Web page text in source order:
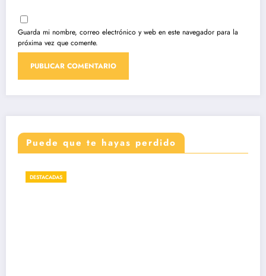
Guarda mi nombre, correo electrónico y web en este navegador para la
próxima vez que comente.
Puede que te hayas perdido
DESTACADAS